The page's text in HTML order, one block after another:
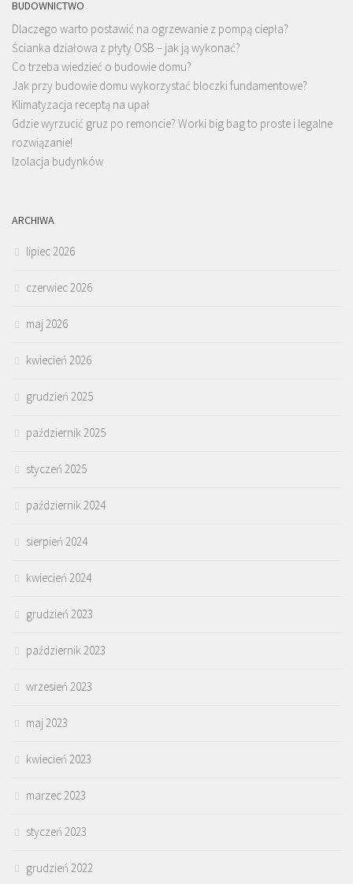
BUDOWNICTWO
Dlaczego warto postawić na ogrzewanie z pompą ciepła?
Ścianka działowa z płyty OSB – jak ją wykonać?
Co trzeba wiedzieć o budowie domu?
Jak przy budowie domu wykorzystać bloczki fundamentowe?
Klimatyzacja receptą na upał
Gdzie wyrzucić gruz po remoncie? Worki big bag to proste i legalne
rozwiązanie!
Izolacja budynków
ARCHIWA
lipiec 2026
czerwiec 2026
maj 2026
kwiecień 2026
grudzień 2025
październik 2025
styczeń 2025
październik 2024
sierpień 2024
kwiecień 2024
grudzień 2023
październik 2023
wrzesień 2023
maj 2023
kwiecień 2023
marzec 2023
styczeń 2023
grudzień 2022